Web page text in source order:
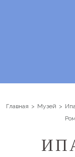
Главная Музей